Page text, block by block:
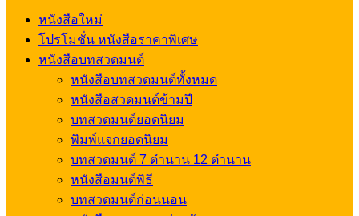
หนังสือใหม่
โปรโมชั่น หนังสือราคาพิเศษ
หนังสือบทสวดมนต์
หนังสือบทสวดมนต์ทั้งหมด
หนังสือสวดมนต์ข้ามปี
บทสวดมนต์ยอดนิยม
พิมพ์แจกยอดนิยม
บทสวดมนต์ 7 ตำนาน 12 ตำนาน
หนังสือมนต์พิธี
บทสวดมนต์ก่อนนอน